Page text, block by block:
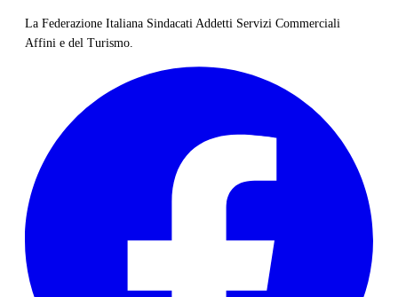
La Federazione Italiana Sindacati Addetti Servizi Commerciali
Affini e del Turismo.